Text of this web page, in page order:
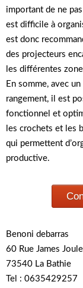
important de ne
est difficile à
est donc
des projecteurs
les différentes
En somme, avec
rangement, il est
fonctionnel et
les crochets et les
qui permettent
productive.
Benoni debarras
60 Rue James Joule
73540 La Bathie
Tel : 0635429257